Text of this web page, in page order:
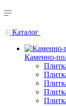
Каталог
Каменно-